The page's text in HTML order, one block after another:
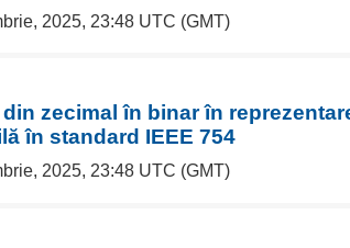
2025, 23:48 UTC (GMT)
din zecimal în binar în
în standard IEEE 754
2025, 23:48 UTC (GMT)